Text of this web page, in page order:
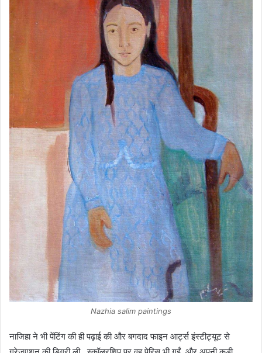
Nazhia salim paintings
नाजिहा ने भी पेंटिंग की ही पढ़ाई की और बगदाद फाइन आर्ट्स इंस्टीट्यूट से